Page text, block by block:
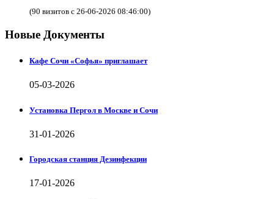
(90 визитов с 26-06-2026 08:46:00)
Новые Документы
Кафе Сочи «Софья» приглашает
05-03-2026
Установка Пергол в Москве и Сочи
31-01-2026
Городская станция Дезинфекции
17-01-2026